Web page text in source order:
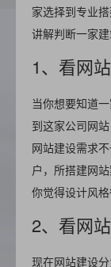
家选择到专业
讲解判断一家
1、看网
当你想要知道
到这家公司网
网站建设需求
户，所搭建网
你觉得设计风
2、看网
现在网站建设